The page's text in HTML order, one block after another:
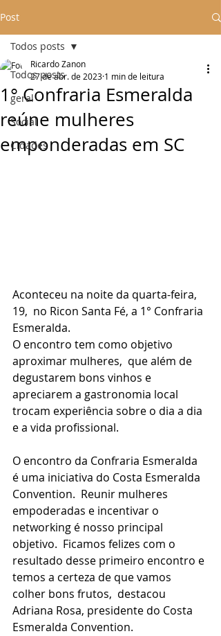
Post
Todos posts
geral
Social
Cidades
Todos posts
1° Confraria Esmeralda
reúne mulheres
emponderadas em SC
Ricardo Zanon
27 de abr. de 2023 1 min de leitura
Aconteceu na noite da quarta-feira,
19,  no Ricon Santa Fé, a 1° Confraria
Esmeralda.
O encontro tem como objetivo
aproximar mulheres,  que além de
degustarem bons vinhos e
apreciarem a gastronomia local
trocam experiência sobre o dia a dia
e a vida profissional.
O encontro da Confraria Esmeralda
é uma iniciativa do Costa Esmeralda
Convention.  Reunir mulheres
empoderadas e incentivar o
networking é nosso principal
objetivo.  Ficamos felizes com o
resultado desse primeiro encontro e
temos a certeza de que vamos
colher bons frutos,  destacou
Adriana Rosa, presidente do Costa
Esmeralda Convention.